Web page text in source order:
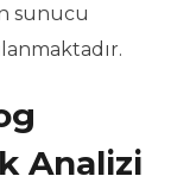
sunucu
Analizi